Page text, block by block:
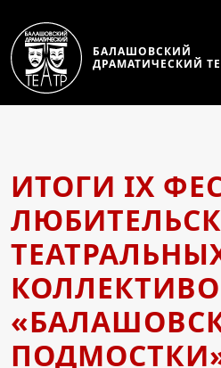
БАЛАШОВСКИЙ
ДРАМАТИЧЕСКИЙ
ИТОГИ IX